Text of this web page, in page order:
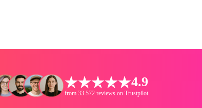
4.9
from 33.572 reviews on Trustpilot